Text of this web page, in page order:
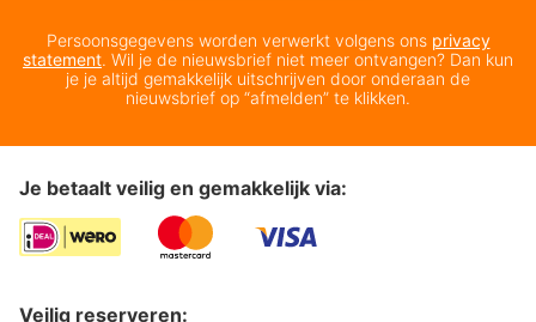
Persoonsgegevens worden verwerkt volgens ons privacy
statement. Wil je de nieuwsbrief niet meer ontvangen? Dan kun
je je altijd gemakkelijk uitschrijven door onderaan de
nieuwsbrief op “afmelden” te klikken.
Je betaalt veilig en gemakkelijk via:
Veilig reserveren: